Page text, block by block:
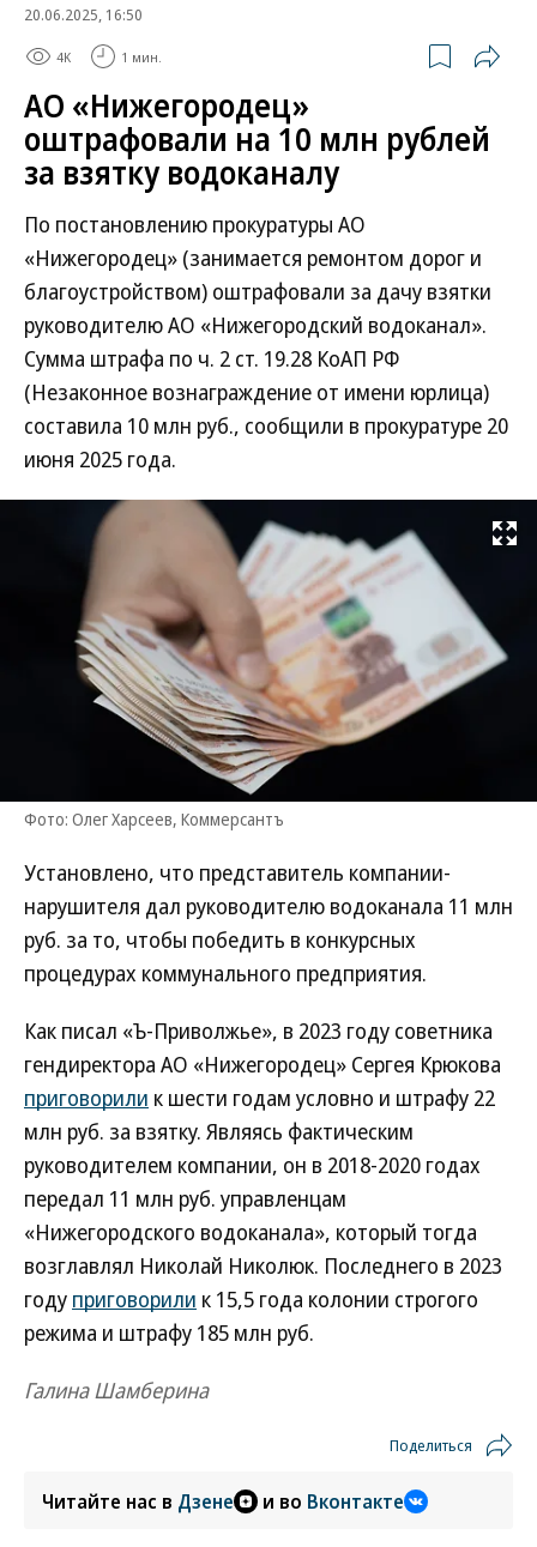
20.06.2025, 16:50
4K 1 мин.
АО «Нижегородец»
оштрафовали на 10 млн рублей
за взятку водоканалу
По постановлению прокуратуры АО
«Нижегородец» (занимается ремонтом дорог и
благоустройством) оштрафовали за дачу взятки
руководителю АО «Нижегородский водоканал».
Сумма штрафа по ч. 2 ст. 19.28 КоАП РФ
(Незаконное вознаграждение от имени юрлица)
составила 10 млн руб., сообщили в прокуратуре 20
июня 2025 года.
Развернуть
Фото: Олег Харсеев, Коммерсантъ
Установлено, что представитель компании-
нарушителя дал руководителю водоканала 11 млн
руб. за то, чтобы победить в конкурсных
процедурах коммунального предприятия.
Как писал «Ъ-Приволжье», в 2023 году советника
гендиректора АО «Нижегородец» Сергея Крюкова
приговорили к шести годам условно и штрафу 22
млн руб. за взятку. Являясь фактическим
руководителем компании, он в 2018-2020 годах
передал 11 млн руб. управленцам
«Нижегородского водоканала», который тогда
возглавлял Николай Николюк. Последнего в 2023
году приговорили к 15,5 года колонии строгого
режима и штрафу 185 млн руб.
Галина Шамберина
Поделиться
Читайте нас в Дзене и во Вконтакте